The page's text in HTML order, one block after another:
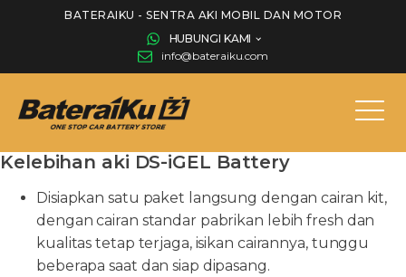
BATERAIKU - SENTRA AKI MOBIL DAN MOTOR
HUBUNGI KAMI
info@bateraiku.com
Kelebihan aki DS-iGEL Battery
Disiapkan satu paket langsung dengan cairan kit,
dengan cairan standar pabrikan lebih fresh dan
kualitas tetap terjaga, isikan cairannya, tunggu
beberapa saat dan siap dipasang.